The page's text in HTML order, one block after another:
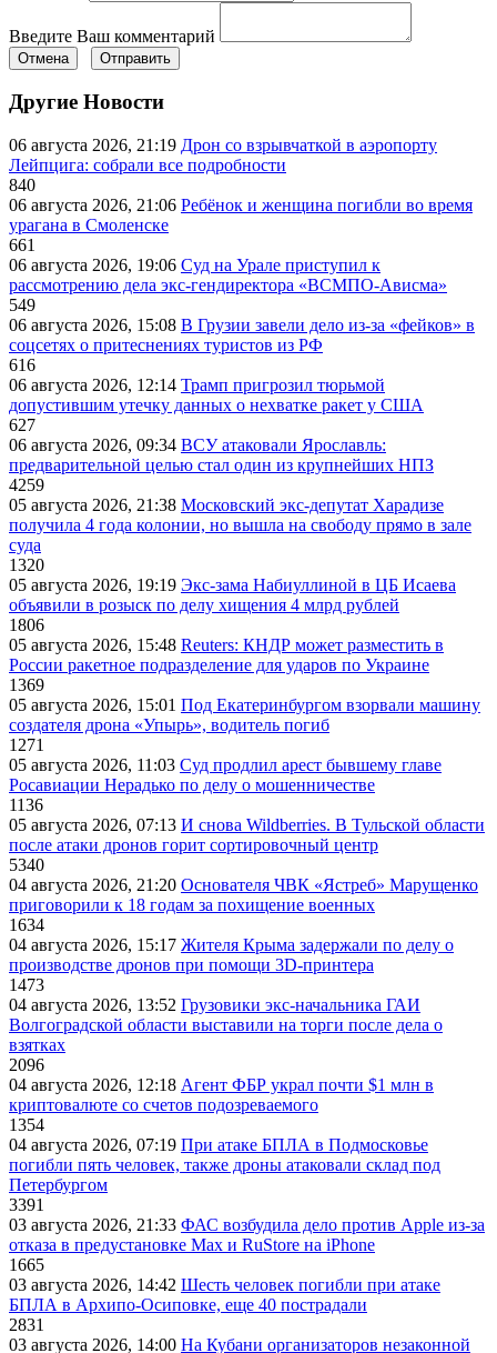
Введите Ваш комментарий
Отмена Отправить
Другие Новости
06 августа 2026, 21:19 Дрон со взрывчаткой в аэропорту
Лейпцига: собрали все подробности
840
06 августа 2026, 21:06 Ребёнок и женщина погибли во время
урагана в Смоленске
661
06 августа 2026, 19:06 Суд на Урале приступил к
рассмотрению дела экс-гендиректора «ВСМПО-Ависма»
549
06 августа 2026, 15:08 В Грузии завели дело из-за «фейков» в
соцсетях о притеснениях туристов из РФ
616
06 августа 2026, 12:14 Трамп пригрозил тюрьмой
допустившим утечку данных о нехватке ракет у США
627
06 августа 2026, 09:34 ВСУ атаковали Ярославль:
предварительной целью стал один из крупнейших НПЗ
4259
05 августа 2026, 21:38 Московский экс-депутат Харадизе
получила 4 года колонии, но вышла на свободу прямо в зале
суда
1320
05 августа 2026, 19:19 Экс-зама Набиуллиной в ЦБ Исаева
объявили в розыск по делу хищения 4 млрд рублей
1806
05 августа 2026, 15:48 Reuters: КНДР может разместить в
России ракетное подразделение для ударов по Украине
1369
05 августа 2026, 15:01 Под Екатеринбургом взорвали машину
создателя дрона «Упырь», водитель погиб
1271
05 августа 2026, 11:03 Суд продлил арест бывшему главе
Росавиации Нерадько по делу о мошенничестве
1136
05 августа 2026, 07:13 И снова Wildberries. В Тульской области
после атаки дронов горит сортировочный центр
5340
04 августа 2026, 21:20 Основателя ЧВК «Ястреб» Марущенко
приговорили к 18 годам за похищение военных
1634
04 августа 2026, 15:17 Жителя Крыма задержали по делу о
производстве дронов при помощи 3D‑принтера
1473
04 августа 2026, 13:52 Грузовики экс-начальника ГАИ
Волгоградской области выставили на торги после дела о
взятках
2096
04 августа 2026, 12:18 Агент ФБР украл почти $1 млн в
криптовалюте со счетов подозреваемого
1354
04 августа 2026, 07:19 При атаке БПЛА в Подмосковье
погибли пять человек, также дроны атаковали склад под
Петербургом
3391
03 августа 2026, 21:33 ФАС возбудила дело против Apple из-за
отказа в предустановке Max и RuStore на iPhone
1665
03 августа 2026, 14:42 Шесть человек погибли при атаке
БПЛА в Архипо-Осиповке, еще 40 пострадали
2831
03 августа 2026, 14:00 На Кубани организаторов незаконной